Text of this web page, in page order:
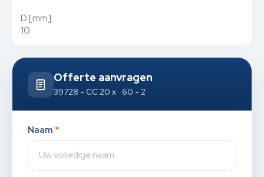
D [mm]
10
Offerte aanvragen
39728 - CC 20 x 60 - 2
Naam *